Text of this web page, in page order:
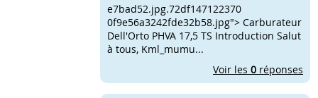
e7bad52.jpg.72df147122370
0f9e56a3242fde32b58.jpg"> Carburateur
Dell'Orto PHVA 17,5 TS Introduction Salut
à tous, Kml_mumu...
Voir les 0 réponses